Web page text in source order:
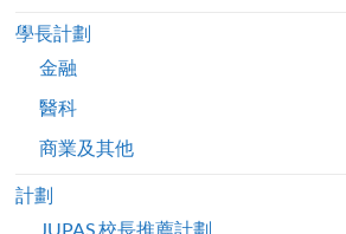
學長計劃
金融
醫科
商業及其他
計劃
JUPAS 校長推薦計劃